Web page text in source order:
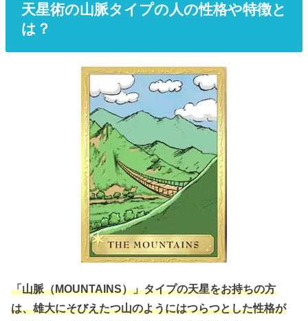
天星術の山脈タイプの人の性格や特徴と
は？
「山脈（MOUNTAINS）」タイプの天星をお持ちの方
は、雄大にそびえたつ山のようにはつらつとした性格が